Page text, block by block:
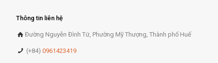
Thông tin liên hệ
Đường Nguyễn Đình Tứ, Phường Mỹ Thượng, Thành phố Huế
(+84)0961423419